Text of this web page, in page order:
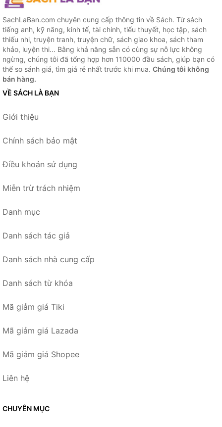
SachLaBan.com chuyên cung cấp thông tin về Sách. Từ sách
tiếng anh, kỹ năng, kinh tế, tài chính, tiểu thuyết, học tập, sách
thiếu nhi, truyện tranh, truyện chữ, sách giao khoa, sách tham
khảo, luyện thi... Bằng khả năng sẵn có cùng sự nỗ lực không
ngừng, chúng tôi đã tổng hợp hơn 110000 đầu sách, giúp bạn có
thể so sánh giá, tìm giá rẻ nhất trước khi mua. Chúng tôi không
bán hàng.
VỀ SÁCH LÀ BẠN
Giới thiệu
Chính sách bảo mật
Điều khoản sử dụng
Miễn trừ trách nhiệm
Danh mục
Danh sách tác giả
Danh sách nhà cung cấp
Danh sách từ khóa
Mã giảm giá Tiki
Mã giảm giá Lazada
Mã giảm giá Shopee
Liên hệ
CHUYÊN MỤC